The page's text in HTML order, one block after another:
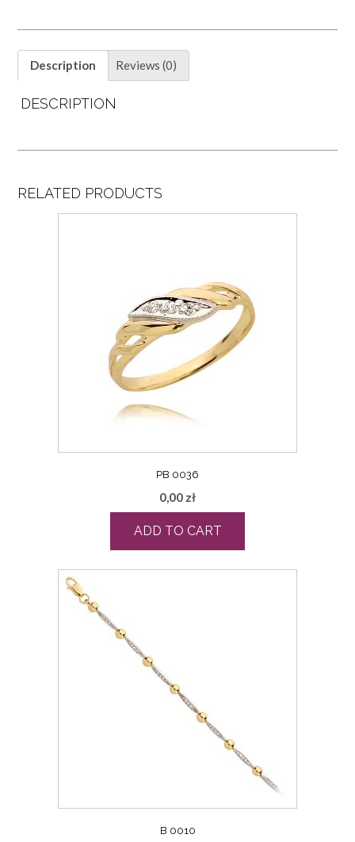
Description Reviews (0)
DESCRIPTION
RELATED PRODUCTS
PB 0036
0,00 zł
ADD TO CART
B 0010